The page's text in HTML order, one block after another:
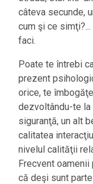
câteva secunde,
cum şi ce
faci.
Poate te întrebi
prezent
orice, te
dezvoltându-te la
siguranţă, un alt
calitatea
nivelul calităţii
Frecvent
că deşi sunt